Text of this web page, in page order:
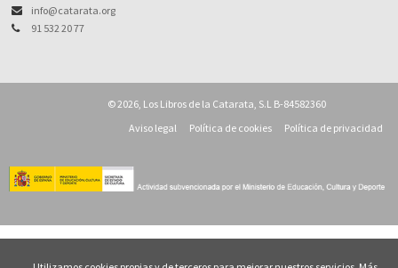
info@catarata.org
91 532 20 77
© 2026, Los Libros de la Catarata, S.L B-84582360
Aviso legal
Política de cookies Política de privacidad